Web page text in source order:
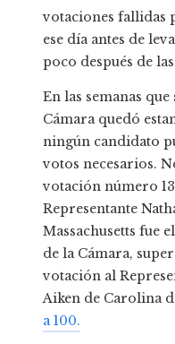
votaciones fallidas
ese día antes de
poco después de
En las semanas
Cámara quedó
ningún candidato
votos necesarios.
votación número
Representante
Massachusetts fue
de la Cámara,
votación al
Aiken de Carolina
a 100.